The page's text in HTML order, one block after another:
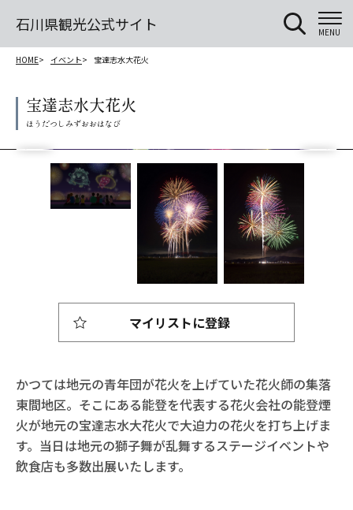
石川県観光公式サイト MENU
HOME イベント 宝達志水大花火
宝達志水大花火
かつては地元の青年団が花火を上げていた花火師の集落
東間地区。そこにある能登を代表する花火会社の能登煙
火が地元の宝達志水大花火で大迫力の花火を打ち上げま
す。当日は地元の獅子舞が乱舞するステージイベントや
飲食店も多数出展いたします。
マイリストに登録